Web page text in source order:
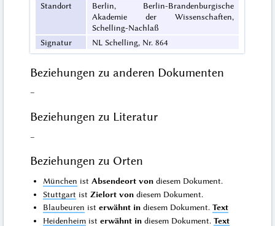
Standort
Berlin, Berlin-Brandenburgische
Akademie der Wissenschaften,
Schelling-Nachlaß
Signatur
NL Schelling, Nr. 864
Beziehungen zu anderen Dokumenten
–
Beziehungen zu Literatur
–
Beziehungen zu Orten
München ist Absendeort von diesem Dokument.
Stuttgart istZielort von diesem Dokument.
Blaubeuren isterwähnt in diesem Dokument.Text
Heidenheim isterwähnt in diesem Dokument.Text